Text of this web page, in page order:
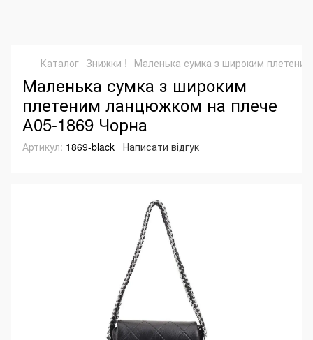
Каталог Знижки ! Маленька сумка з широким
Маленька сумка з широким
плетеним ланцюжком на плече
А05-1869 Чорна
Артикул: 1869-black Написати відгук